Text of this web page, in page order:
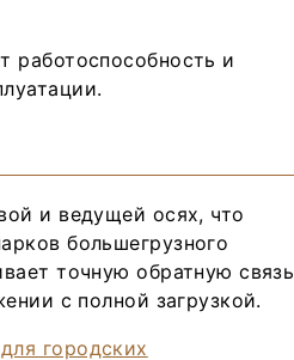
работоспособность и
и ведущей осях, что
большегрузного
точную обратную связь
с полной загрузкой.